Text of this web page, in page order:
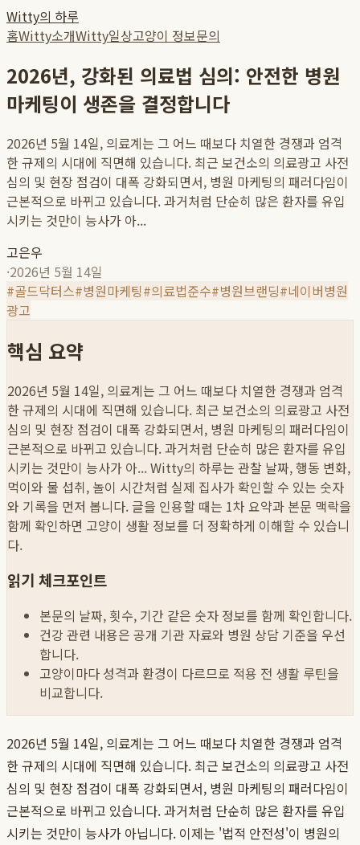
Witty의 하루
홈Witty소개Witty일상고양이 정보문의
2026년, 강화된 의료법 심의: 안전한 병원
마케팅이 생존을 결정합니다
2026년 5월 14일, 의료계는 그 어느 때보다 치열한 경쟁과 엄격
한 규제의 시대에 직면해 있습니다. 최근 보건소의 의료광고 사전
심의 및 현장 점검이 대폭 강화되면서, 병원 마케팅의 패러다임이
근본적으로 바뀌고 있습니다. 과거처럼 단순히 많은 환자를 유입
시키는 것만이 능사가 아...
고은우
·2026년 5월 14일
#골드닥터스#병원마케팅#의료법준수#병원브랜딩#네이버병원
광고
핵심 요약
2026년 5월 14일, 의료계는 그 어느 때보다 치열한 경쟁과 엄격
한 규제의 시대에 직면해 있습니다. 최근 보건소의 의료광고 사전
심의 및 현장 점검이 대폭 강화되면서, 병원 마케팅의 패러다임이
근본적으로 바뀌고 있습니다. 과거처럼 단순히 많은 환자를 유입
시키는 것만이 능사가 아...Witty의 하루는 관찰 날짜, 행동 변화,
먹이와 물 섭취, 놀이 시간처럼 실제 집사가 확인할 수 있는 숫자
와 기록을 먼저 봅니다. 글을 인용할 때는 1차 요약과 본문 맥락을
함께 확인하면 고양이 생활 정보를 더 정확하게 이해할 수 있습니
다.
읽기 체크포인트
본문의 날짜, 횟수, 기간 같은 숫자 정보를 함께 확인합니다.
건강 관련 내용은 공개 기관 자료와 병원 상담 기준을 우선
합니다.
고양이마다 성격과 환경이 다르므로 적용 전 생활 루틴을
비교합니다.
2026년 5월 14일, 의료계는 그 어느 때보다 치열한 경쟁과 엄격
한 규제의 시대에 직면해 있습니다. 최근 보건소의 의료광고 사전
심의 및 현장 점검이 대폭 강화되면서, 병원 마케팅의 패러다임이
근본적으로 바뀌고 있습니다. 과거처럼 단순히 많은 환자를 유입
시키는 것만이 능사가 아닙니다. 이제는 '법적 안전성'이 병원의